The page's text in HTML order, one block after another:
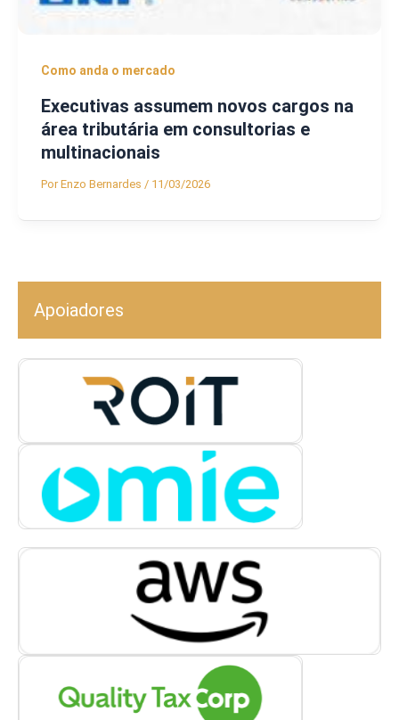
Como anda o mercado
Executivas assumem novos cargos na
área tributária em consultorias e
multinacionais
PorEnzo Bernardes / 11/03/2026
Apoiadores